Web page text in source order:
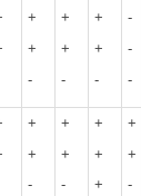
+
+
-
+
+
-
+
+
-
-
-
-
+
+
-
+
+
-
+
+
+
+
+
-